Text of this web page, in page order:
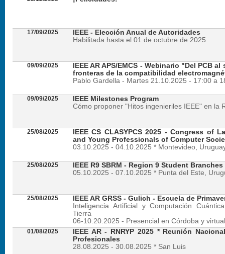
17/09/2025
IEEE - Elección Anual de Autoridades
Habilitada hasta el 01 de octubre de 2025
09/09/2025
IEEE AR APS/EMCS - Webinario "Del PCB
fronteras de la compatibilidad
Pablo Gardella - Martes 21.10.2025 - 17:00 a
09/09/2025
IEEE Milestones Program
Cómo proponer "Hitos ingenieriles IEEE" en la
25/08/2025
IEEE CS CLASYPCS 2025 - Congress of
and Young Professionals of Computer
03.10.2025 - 04.10.2025 * Montevideo,
25/08/2025
IEEE R9 SBRM - Region 9 Student
05.10.2025 - 07.10.2025 * Punta del Este,
25/08/2025
IEEE AR GRSS - Gulich - Escuela de
Inteligencia Artificial y Computación
Tierra
06-10.20.2025 - Presencial en Córdoba y virtual
01/08/2025
IEEE AR - RNRYP 2025 * Reunión
Profesionales
28.08.2025 - 30.08.2025 * San Luis